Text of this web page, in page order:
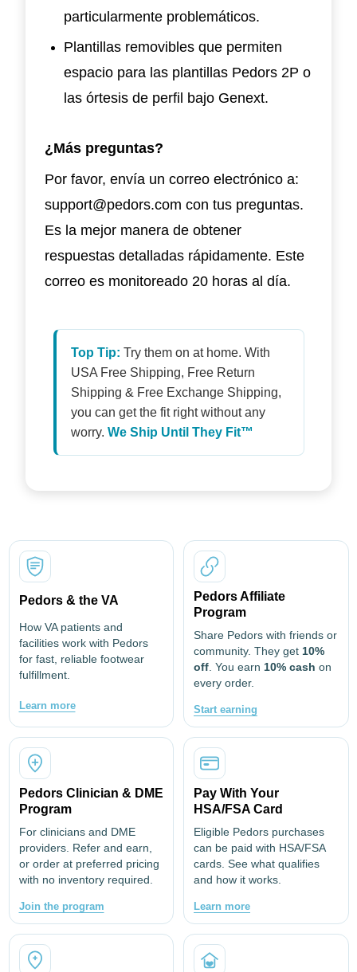
particularmente problemáticos.
Plantillas removibles que permiten
espacio para las plantillas Pedors 2P o
las órtesis de perfil bajo Genext.
¿Más preguntas?
Por favor, envía un correo electrónico a:
support@pedors.com con tus preguntas.
Es la mejor manera de obtener
respuestas detalladas rápidamente. Este
correo es monitoreado 20 horas al día.
Top Tip: Try them on at home. With
USA Free Shipping, Free Return
Shipping & Free Exchange Shipping,
you can get the fit right without any
worry. We Ship Until They Fit™
Pedors & the VA
How VA patients and
facilities work with Pedors
for fast, reliable footwear
fulfillment.
Learn more
Pedors Affiliate
Program
Share Pedors with friends or
community. They get 10%
off . You earn 10% cash on
every order.
Start earning
Pedors Clinician & DME
Program
For clinicians and DME
providers. Refer and earn,
or order at preferred pricing
with no inventory required.
Join the program
Pay With Your
HSA/FSA Card
Eligible Pedors purchases
can be paid with HSA/FSA
cards. See what qualifies
and how it works.
Learn more